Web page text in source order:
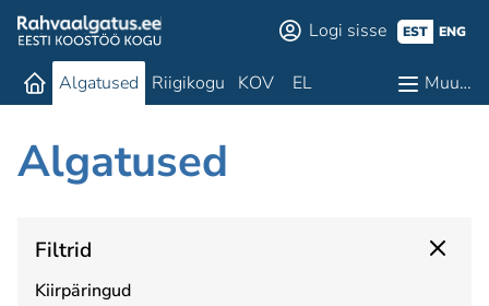
Logi sisse EST ENG
Algatused Riigikogu KOV EL Muu…
Algatused
Filtrid
Kiirpäringud